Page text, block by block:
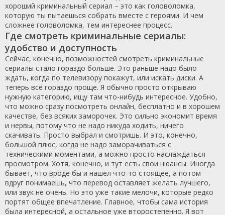
хороший криминальный сериал – это как головоломка,
которую ты пытаешься собрать вместе с героями. И чем
сложнее головоломка, тем интереснее процесс.
Где смотреть криминальные сериалы:
удобство и доступность
Сейчас, конечно, возможностей смотреть криминальные
сериалы стало гораздо больше. Это раньше надо было
ждать, когда по телевизору покажут, или искать диски. А
теперь всё гораздо проще. Я обычно просто открываю
нужную категорию, ищу там что-нибудь интересное. Удобно,
что можно сразу посмотреть онлайн, бесплатно и в хорошем
качестве, без всяких заморочек. Это сильно экономит время
и нервы, потому что не надо никуда ходить, ничего
скачивать. Просто выбрал и смотришь. И это, конечно,
большой плюс, когда не надо заморачиваться с
техническими моментами, а можно просто наслаждаться
просмотром. Хотя, конечно, и тут есть свои нюансы. Иногда
бывает, что вроде бы и нашел что-то стоящее, а потом
вдруг понимаешь, что перевод оставляет желать лучшего,
или звук не очень. Но это уже такие мелочи, которые редко
портят общее впечатление. Главное, чтобы сама история
была интересной, а остальное уже второстепенно. Я вот